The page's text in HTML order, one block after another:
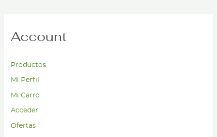
Account
Productos
Mi Perfil
Mi Carro
Acceder
Ofertas